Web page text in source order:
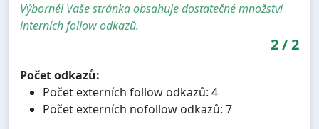
Výborně! Vaše stránka obsahuje dostatečné množství
interních follow odkazů.
2/2
Počet odkazů:
Počet externích follow odkazů: 4
Počet externích nofollow odkazů: 7